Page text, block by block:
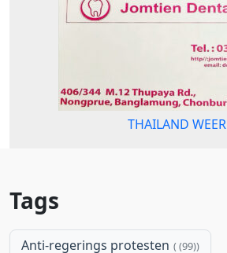
THAILAND WEER
Tags
Anti-regerings protesten (99)